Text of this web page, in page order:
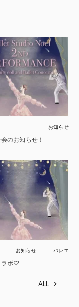
お知らせ
のお知らせ！
お知らせ バレエ
ラボ♡
ALL